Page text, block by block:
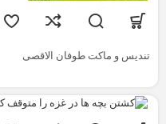
تندیس و ماکت طوفان الاقصی